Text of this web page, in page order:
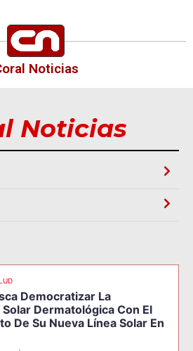
Noticias
Noticias
Democratizar La
Dermatológica Con El
De Su Nueva Línea Solar En